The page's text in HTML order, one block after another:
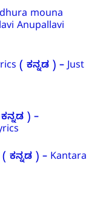
mouna
Anupallavi
( ಕನ್ನಡ ) – Just
) –
ಕನ್ನಡ ) – Kantara